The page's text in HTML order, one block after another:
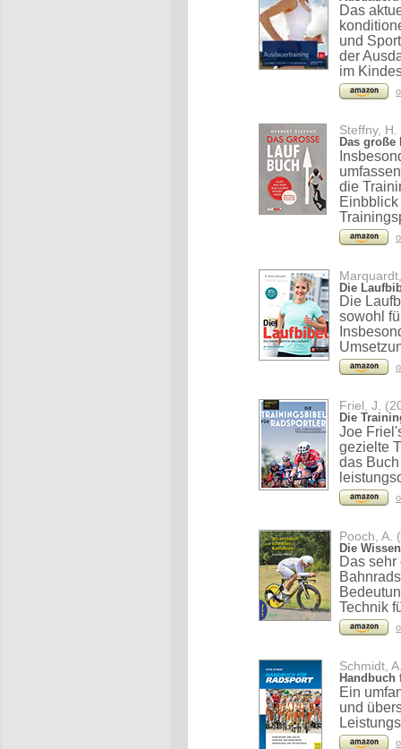
Das
und
der
im
Steffny,
Das große
die
Die
Die
sowohl
Friel, J.
Die
Joe
gezielte
das
Pooch, A.
Die
Das
Technik
Schmidt,
Handbuch
Ein
und